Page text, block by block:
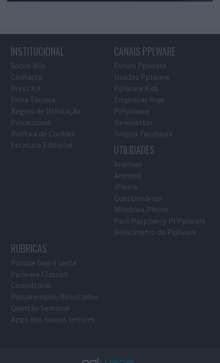
INSTITUCIONAL
Sobre Nós
Contacto
Press Kit
Ficha Técnica
Regras de Utilização
Privacidade
Política de Cookies
Estatuto Editorial
CANAIS PPLWARE
Fórum Pplware
Usados Pplware
Pplware Kids
Empresas Hoje
PiPplware
Newsletter
Grupos Facebook
UTILIDADES
Análises
Android
iPhone
Questionários
Windows Phone
Pack Raspberry Pi Pplware
Velocímetro do Pplware
RUBRICAS
Porque hoje é sexta
Pplware Classics…
Consultório
Passatempos/Resultados
Questão Semanal
Apps dos nossos leitores